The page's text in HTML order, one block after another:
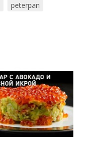
peterpan